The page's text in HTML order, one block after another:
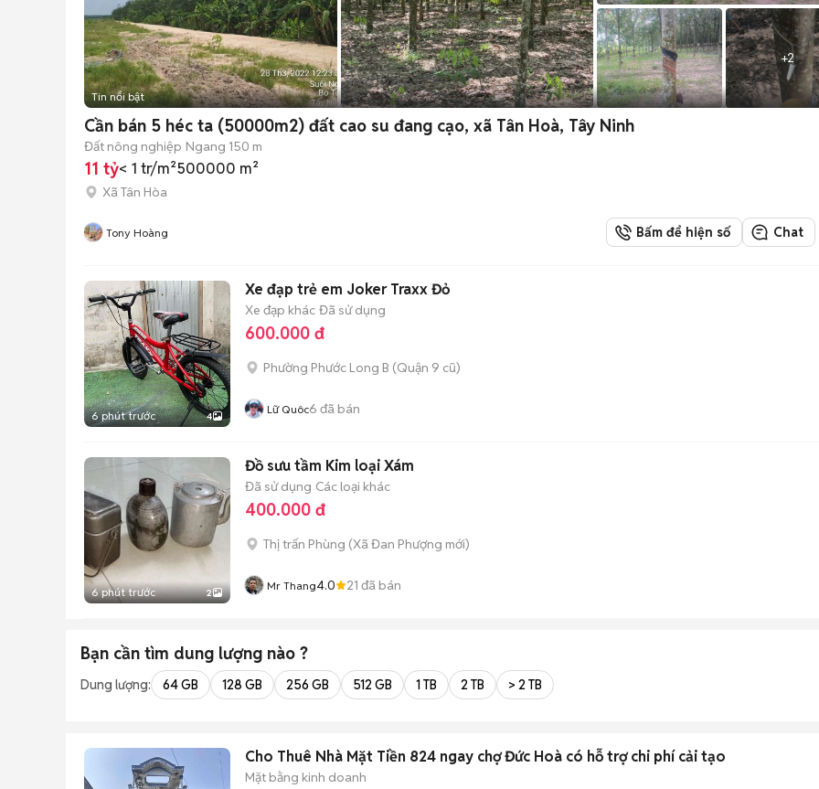
+2
Tin nổi bật
Cần bán 5 héc ta (50000m2) đất cao su đang cạo, xã Tân Hoà, Tây Ninh
Đất nông nghiệp Ngang 150 m
11 tỷ< 1 tr/m²500000 m²
Xã Tân Hòa
Tony Hoàng Bấm để hiện số Chat
6 phút trước 4
Xe đạp trẻ em Joker Traxx Đỏ
Xe đạp khác Đã sử dụng
600.000 đ
Phường Phước Long B (Quận 9 cũ)
Lữ Quôc6 đã bán
6 phút trước 2
Đồ sưu tầm Kim loại Xám
Đã sử dụng Các loại khác
400.000 đ
Thị trấn Phùng (Xã Đan Phượng mới)
Mr Thang4.0 21 đã bán
Bạn cần tìm dung lượng nào ?
Dung lượng: 64 GB 128 GB 256 GB 512 GB 1 TB 2 TB > 2 TB
Cho Thuê Nhà Mặt Tiền 824 ngay chợ Đức Hoà có hỗ trợ chi phí cải tạo
Mặt bằng kinh doanh